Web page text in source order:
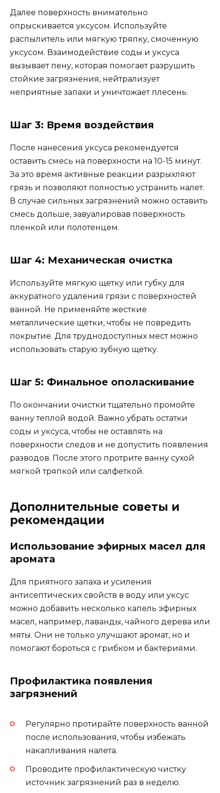
Далее поверхность внимательно
опрыскивается уксусом. Используйте
распылитель или мягкую тряпку, смоченную
уксусом. Взаимодействие соды и уксуса
вызывает пену, которая помогает разрушить
стойкие загрязнения, нейтрализует
неприятные запахи и уничтожает плесень.
Шаг 3: Время воздействия
После нанесения уксуса рекомендуется
оставить смесь на поверхности на 10-15 минут.
За это время активные реакции разрыхляют
грязь и позволяют полностью устранить налет.
В случае сильных загрязнений можно оставить
смесь дольше, завуалировав поверхность
пленкой или полотенцем.
Шаг 4: Механическая очистка
Используйте мягкую щетку или губку для
аккуратного удаления грязи с поверхностей
ванной. Не применяйте жесткие
металлические щетки, чтобы не повредить
покрытие. Для труднодоступных мест можно
использовать старую зубную щетку.
Шаг 5: Финальное ополаскивание
По окончании очистки тщательно промойте
ванну теплой водой. Важно убрать остатки
соды и уксуса, чтобы не оставлять на
поверхности следов и не допустить появления
разводов. После этого протрите ванну сухой
мягкой тряпкой или салфеткой.
Дополнительные советы и
рекомендации
Использование эфирных масел для
аромата
Для приятного запаха и усиления
антисептических свойств в воду или уксус
можно добавить несколько капель эфирных
масел, например, лаванды, чайного дерева или
мяты. Они не только улучшают аромат, но и
помогают бороться с грибком и бактериями.
Профилактика появления
загрязнений
Регулярно протирайте поверхность ванной
после использования, чтобы избежать
накапливания налета.
Проводите профилактическую чистку
источник загрязнений раз в неделю.